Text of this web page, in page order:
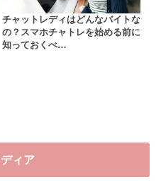
チャットレディはどんなバイトな
の？スマホチャトレを始める前に
知っておくべ…
ィア